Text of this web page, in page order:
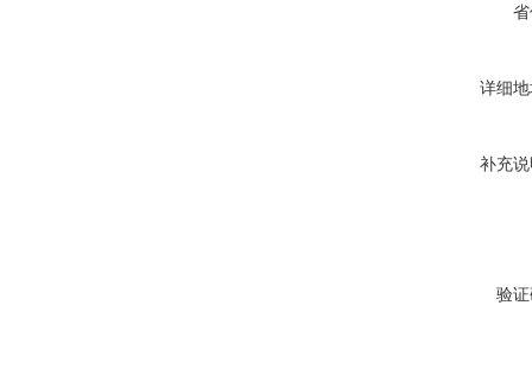
详细
补充
验